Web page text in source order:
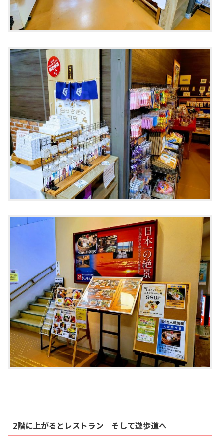
2階に上がるとレストラン そして遊歩道へ